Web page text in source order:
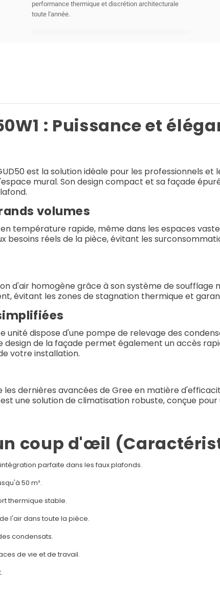
performance thermique et discrétion architecturale
toute l'année.
: Puissance et
est la solution idéale pour les professionnels et
mural. Son design compact et sa façade
volumes
température rapide, même dans les espaces
besoins réels de la pièce, évitant les
d'air homogène grâce à son système de
évitant les zones de stagnation thermique et
unité dispose d'une pompe de relevage des
design de la façade permet également un accès
votre installation.
les dernières avancées de Gree en matière
une solution de climatisation robuste, conçue
coup d'œil
parfaite dans les faux plafonds.
50 m².
thermique stable.
l'air dans toute la pièce.
condensats.
de vie et de travail.